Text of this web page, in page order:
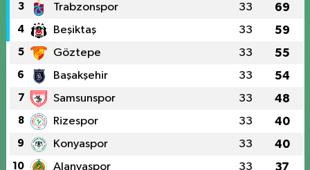
3 Trabzonspor 33 69
4 Beşiktaş 33 59
5 Göztepe 33 55
6 Başakşehir 33 54
7 Samsunspor 33 48
8 Rizespor 33 40
9 Konyaspor 33 40
10 Alanyaspor 33 37